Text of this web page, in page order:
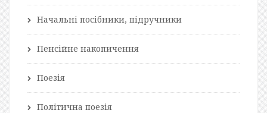
Начальні посібники, підручники
Пенсійне накопичення
Поезія
Політична поезія